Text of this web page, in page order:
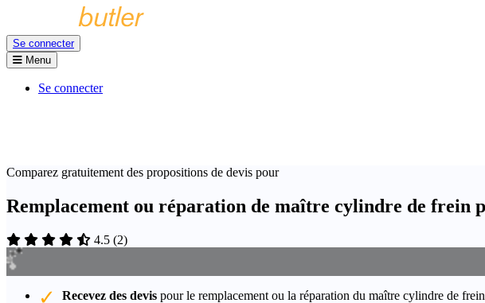
Se connecter
Menu
Se connecter
Comparez gratuitement des propositions de devis pour
Remplacement ou réparation de maître cylindre de frein
4.5 (2)
Recevez des devis pour le remplacement ou la réparation du maître cylindre de